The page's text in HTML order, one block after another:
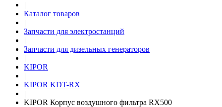
|
Каталог товаров
|
Запчасти для электростанций
|
Запчасти для дизельных генераторов
|
KIPOR
|
KIPOR KDT-RX
|
KIPOR Корпус воздушного фильтра RX500